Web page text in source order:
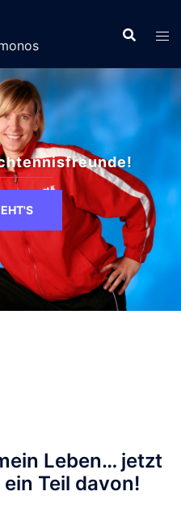
Leben… jetzt
Teil davon!